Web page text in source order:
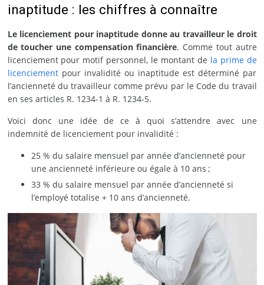
inaptitude : les chiffres à connaître
Le licenciement pour inaptitude donne au travailleur le droit
de toucher une compensation financière. Comme tout autre
licenciement pour motif personnel, le montant de la prime de
licenciementpour invalidité ou inaptitude est déterminé par
l’ancienneté du travailleur comme prévu par le Code du travail
en ses articles R. 1234-1 à R. 1234-5.
Voici donc une idée de ce à quoi s’attendre avec une
indemnité de licenciement pour invalidité :
25 % du salaire mensuel par année d’ancienneté pour
une ancienneté inférieure ou égale à 10 ans ;
33 % du salaire mensuel par année d’ancienneté si
l’employé totalise + 10 ans d’ancienneté.